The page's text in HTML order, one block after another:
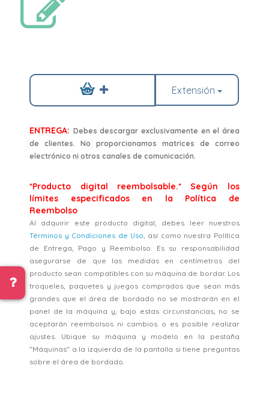
Extensión
ENTREGA: Debes descargar exclusivamente en el área
de clientes. No proporcionamos matrices de correo
electrónico ni otros canales de comunicación.
*Producto digital reembolsable.* Según los
límites especificados en la Política de
Reembolso
Al adquirir este producto digital, debes leer nuestros
Términos y Condiciones de Uso, así como nuestra Política
de Entrega, Pago y Reembolso. Es su responsabilidad
asegurarse de que las medidas en centímetros del
producto sean compatibles con su máquina de bordar. Los
troqueles, paquetes y juegos comprados que sean más
grandes que el área de bordado no se mostrarán en el
panel de la máquina y, bajo estas circunstancias, no se
aceptarán reembolsos ni cambios. o es posible realizar
ajustes. Ubique su máquina y modelo en la pestaña
"Máquinas" a la izquierda de la pantalla si tiene preguntas
sobre el área de bordado.